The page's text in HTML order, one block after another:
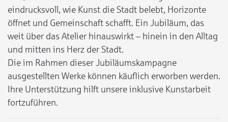
eindrucksvoll, wie Kunst die Stadt belebt, Horizonte
öffnet und Gemeinschaft schafft. Ein Jubiläum, das
weit über das Atelier hinauswirkt – hinein in den Alltag
und mitten ins Herz der Stadt.
Die im Rahmen dieser Jubiläumskampagne
ausgestellten Werke können käuflich erworben werden.
Ihre Unterstützung hilft unsere inklusive Kunstarbeit
fortzuführen.